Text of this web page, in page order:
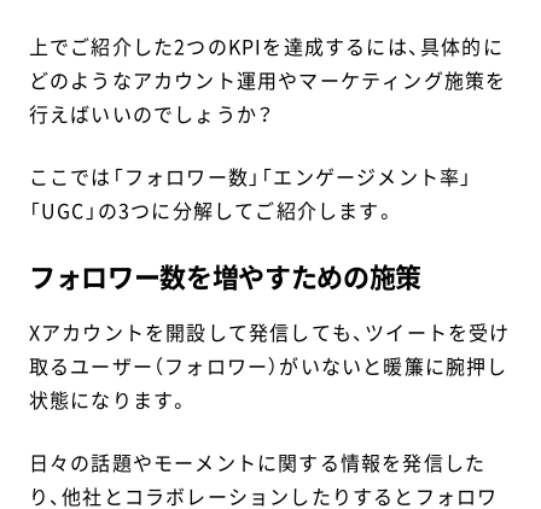
上でご紹介した2つのKPIを達成するには、具体的に
どのようなアカウント運用やマーケティング施策を
行えばいいのでしょうか？
ここでは「フォロワー数」「エンゲージメント率」
「UGC」の3つに分解してご紹介します。
フォロワー数を増やすための施策
Xアカウントを開設して発信しても、ツイートを受け
取るユーザー（フォロワー）がいないと暖簾に腕押し
状態になります。
日々の話題やモーメントに関する情報を発信した
り、他社とコラボレーションしたりするとフォロワ